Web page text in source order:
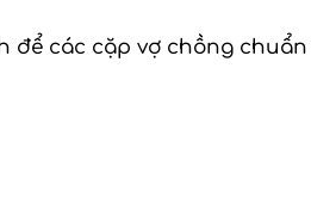
để các cặp vợ chồng